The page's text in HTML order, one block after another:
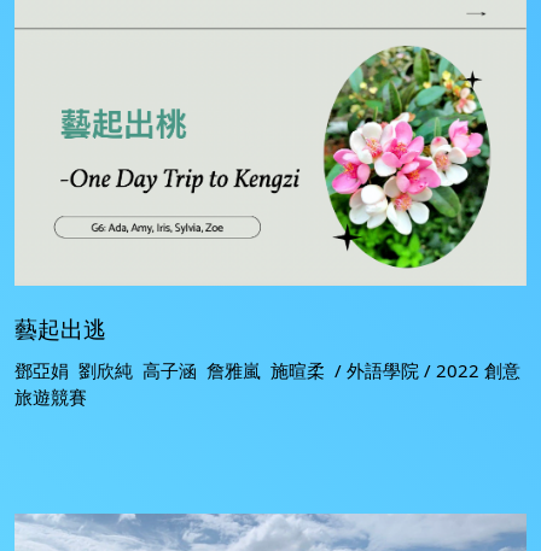
藝起出逃
鄧亞娟 劉欣純 高子涵 詹雅嵐 施暄柔 / 外語學院 / 2022 創意
旅遊競賽